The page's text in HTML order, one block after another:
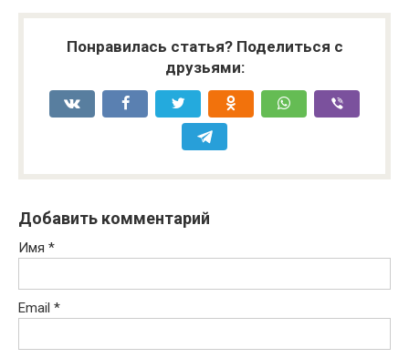
Понравилась статья? Поделиться с
друзьями:
Добавить комментарий
Имя *
Email *